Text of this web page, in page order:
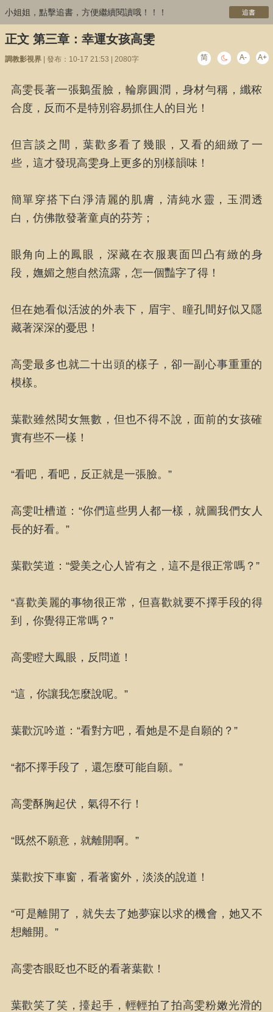
小姐姐，點擊追書，方便繼續閱讀哦！！！ 追書
正文 第三章：幸運女孩高雯
調教影視界| 發布：10-17 21:53 | 2080字 简 A- A+
高雯長著一張鵝蛋臉，輪廓圓潤，身材勻稱，纖秾
合度，反而不是特別容易抓住人的目光！
但言談之間，葉歡多看了幾眼，又看的細緻了一
些，這才發現高雯身上更多的別樣韻味！
簡單穿搭下白淨清麗的肌膚，清純水靈，玉潤透
白，仿佛散發著童貞的芬芳；
眼角向上的鳳眼，深藏在衣服裏面凹凸有緻的身
段，嫵媚之態自然流露，怎一個豔字了得！
但在她看似活波的外表下，眉宇、瞳孔間好似又隱
藏著深深的憂思！
高雯最多也就二十出頭的樣子，卻一副心事重重的
模樣。
葉歡雖然閱女無數，但也不得不說，面前的女孩確
實有些不一樣！
“看吧，看吧，反正就是一張臉。”
高雯吐槽道：“你們這些男人都一樣，就圖我們女人
長的好看。”
葉歡笑道：“愛美之心人皆有之，這不是很正常嗎？”
“喜歡美麗的事物很正常，但喜歡就要不擇手段的得
到，你覺得正常嗎？”
高雯瞪大鳳眼，反問道！
“這，你讓我怎麼說呢。”
葉歡沉吟道：“看對方吧，看她是不是自願的？”
“都不擇手段了，還怎麼可能自願。”
高雯酥胸起伏，氣得不行！
“既然不願意，就離開啊。”
葉歡按下車窗，看著窗外，淡淡的說道！
“可是離開了，就失去了她夢寐以求的機會，她又不
想離開。”
高雯杏眼眨也不眨的看著葉歡！
葉歡笑了笑，擡起手，輕輕拍了拍高雯粉嫩光滑的